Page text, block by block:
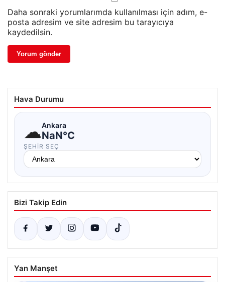
Daha sonraki yorumlarımda kullanılması için adım, e-
posta adresim ve site adresim bu tarayıcıya
kaydedilsin.
Hava Durumu
☁Ankara
NaN°C
ŞEHIR SEÇ
Bizi Takip Edin
Yan Manşet